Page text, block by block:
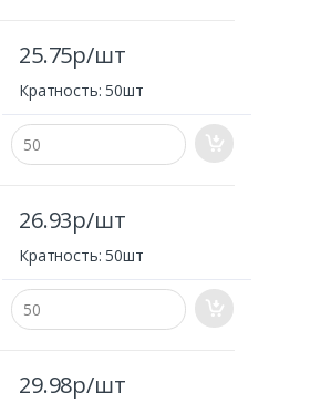
25.75р/шт
Кратность: 50шт
26.93р/шт
Кратность: 50шт
29.98р/шт